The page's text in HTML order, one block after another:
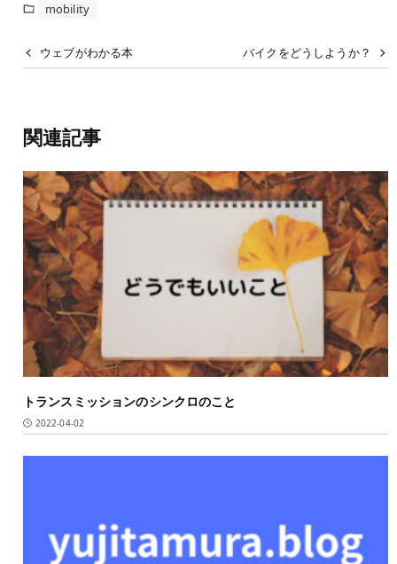
mobility
ウェブがわかる本 バイクをどうしようか？
関連記事
トランスミッションのシンクロのこと
2022-04-02